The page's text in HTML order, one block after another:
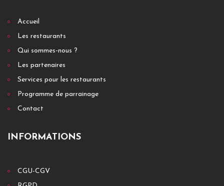
Accueil
Les restaurants
Qui sommes-nous ?
Les partenaires
Services pour les restaurants
Programme de parrainage
Contact
INFORMATIONS
CGU-CGV